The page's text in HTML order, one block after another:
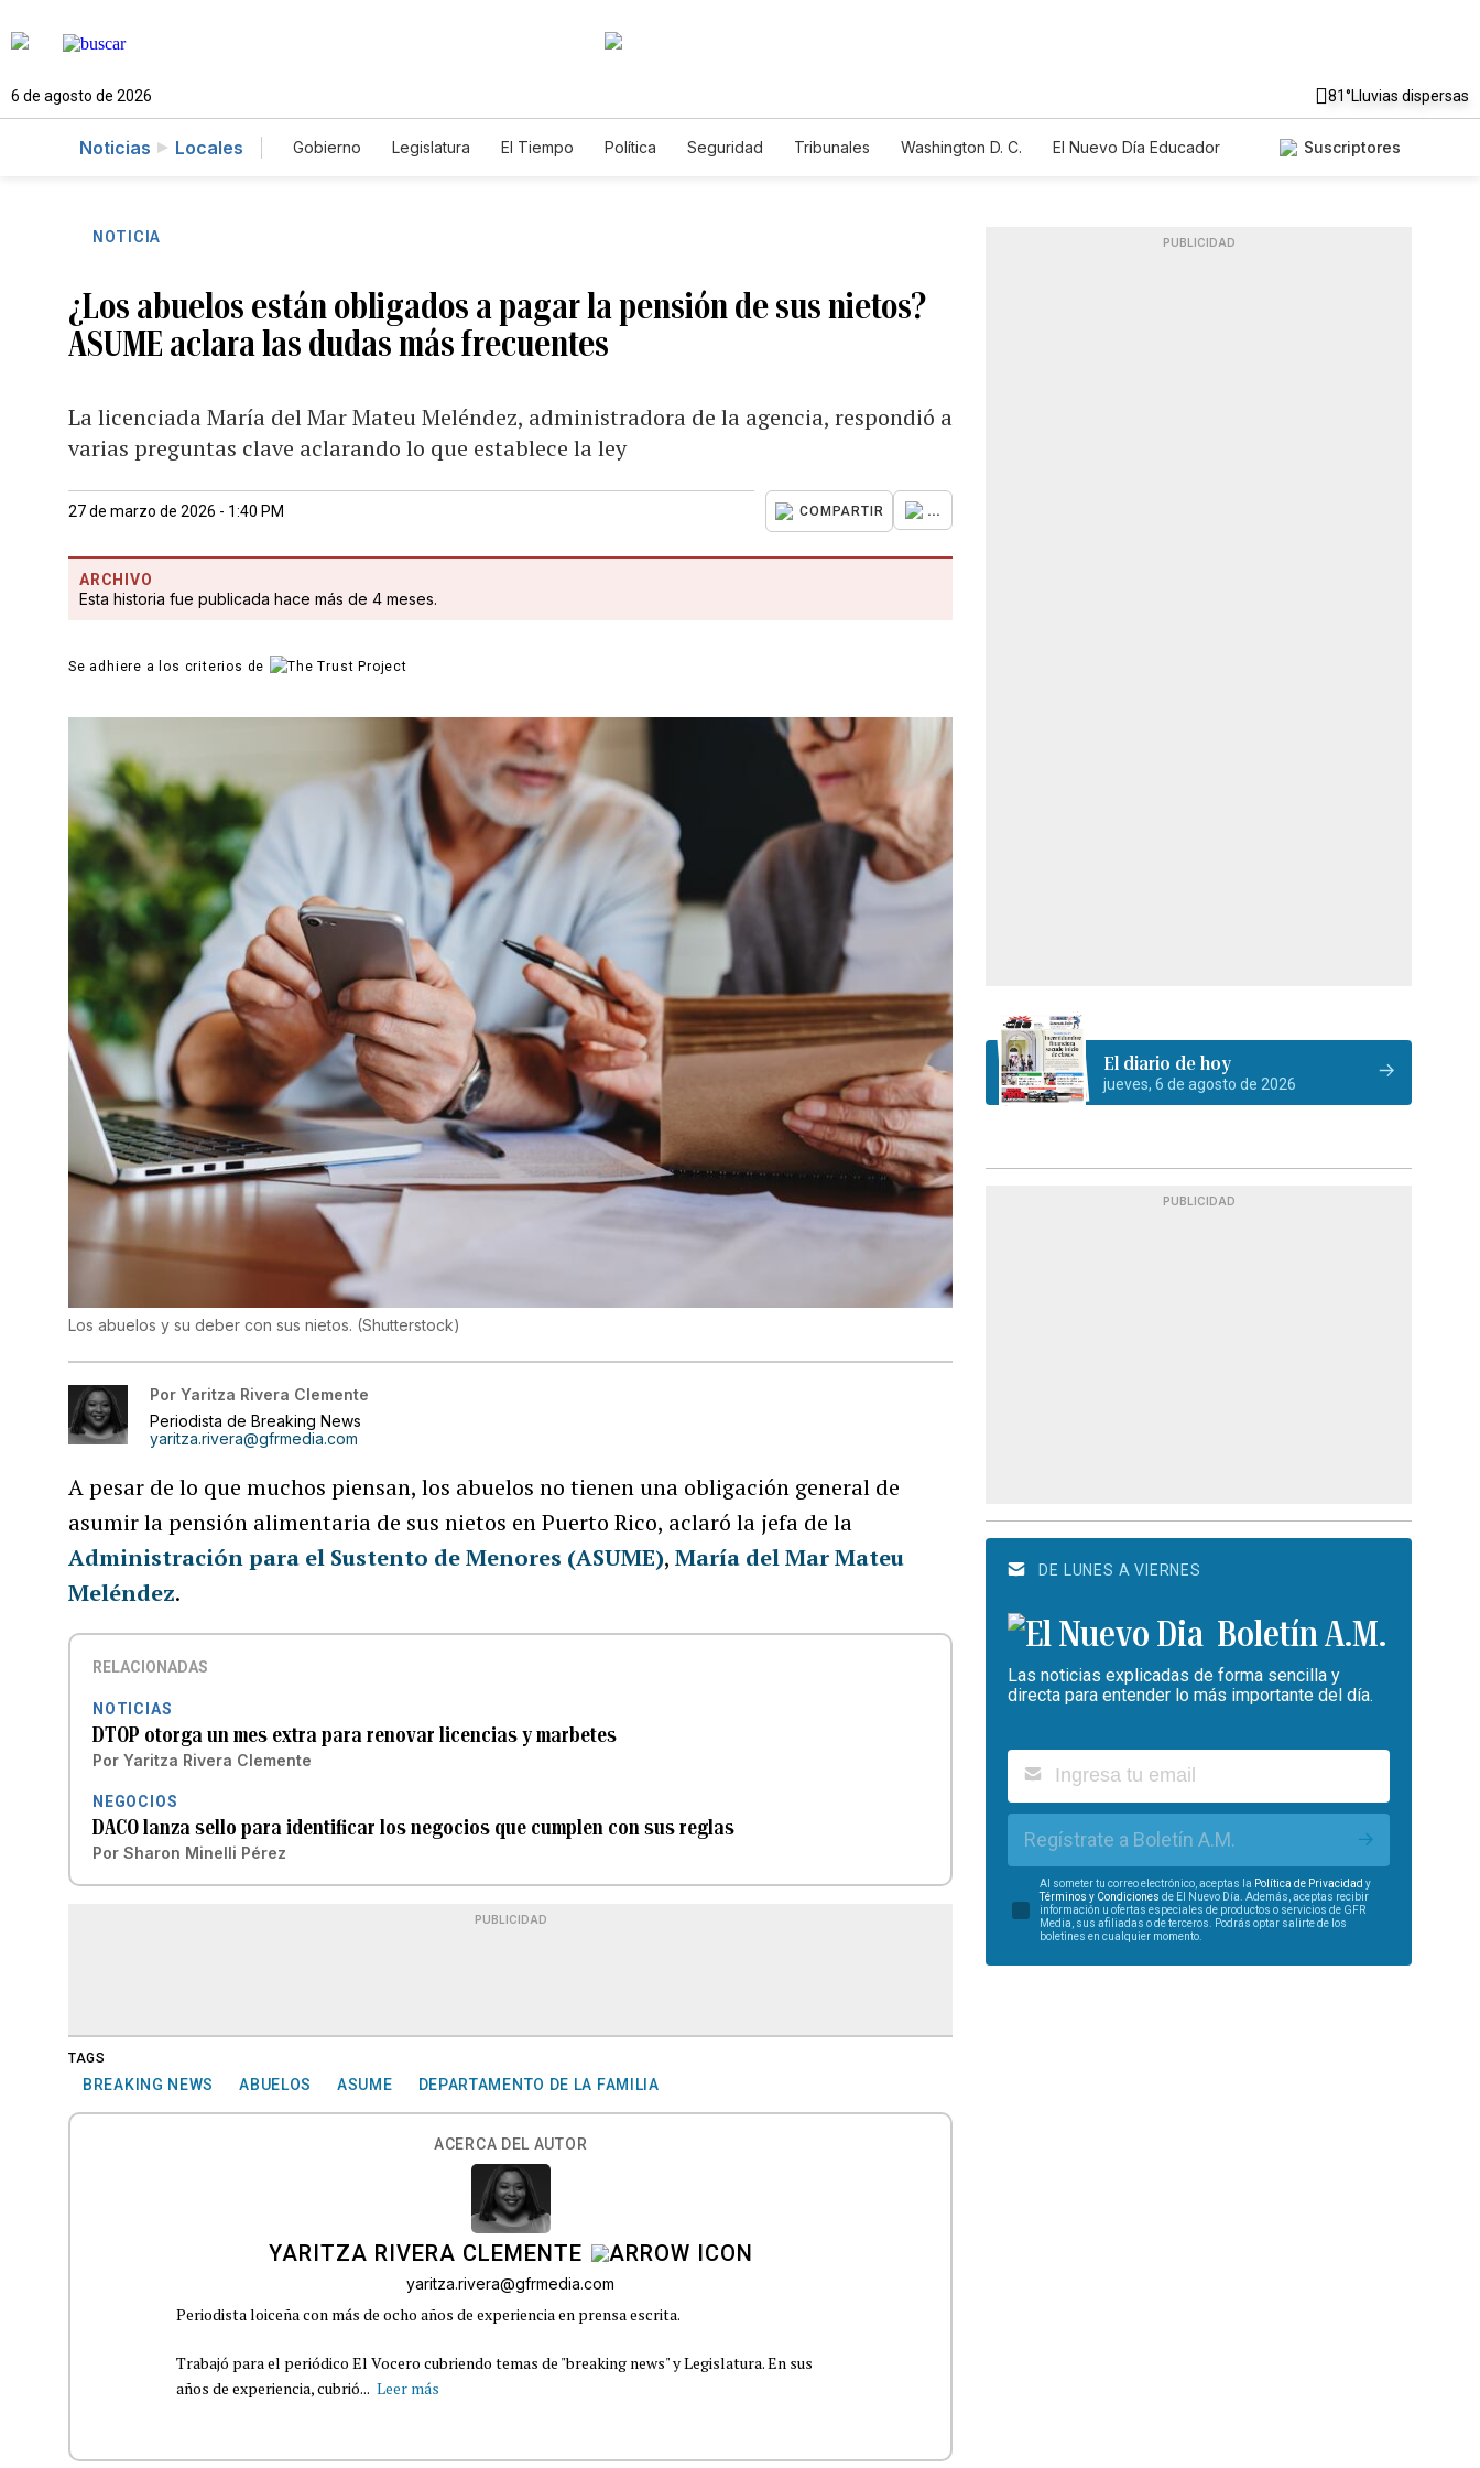
6 de agosto de 2026 81°Lluvias dispersas
Noticias Locales Gobierno Legislatura El Tiempo Política Seguridad Tribunales Washington D. C.
El Nuevo Día Educador
Suscriptores
NOTICIA
¿Los abuelos están obligados a pagar la pensión de sus nietos?
ASUME aclara las dudas más frecuentes
La licenciada María del Mar Mateu Meléndez, administradora de la agencia, respondió a
varias preguntas clave aclarando lo que establece la ley
27 de marzo de 2026 - 1:40 PM COMPARTIR ...
ARCHIVO
Esta historia fue publicada hace más de 4 meses.
Se adhiere a los criterios de
Los abuelos y su deber con sus nietos. (Shutterstock)
Por Yaritza Rivera Clemente
Periodista de Breaking News
yaritza.rivera@gfrmedia.com
A pesar de lo que muchos piensan, los abuelos no tienen una obligación general de
asumir la pensión alimentaria de sus nietos en Puerto Rico, aclaró la jefa de la
Administración para el Sustento de Menores (ASUME),María del Mar Mateu
Meléndez.
RELACIONADAS
NOTICIAS
DTOP otorga un mes extra para renovar licencias y marbetes
Por Yaritza Rivera Clemente
NEGOCIOS
DACO lanza sello para identificar los negocios que cumplen con sus reglas
Por Sharon Minelli Pérez
PUBLICIDAD
TAGS
BREAKING NEWS ABUELOS ASUME DEPARTAMENTO DE LA FAMILIA
ACERCA DEL AUTOR
YARITZA RIVERA CLEMENTE
yaritza.rivera@gfrmedia.com
Periodista loiceña con más de ocho años de experiencia en prensa escrita.
Trabajó para el periódico El Vocero cubriendo temas de "breaking news" y Legislatura. En sus
años de experiencia, cubrió... Leer más
PUBLICIDAD
El diario de hoy
jueves, 6 de agosto de 2026
PUBLICIDAD
DE LUNES A VIERNES
Boletín A.M.
Las noticias explicadas de forma sencilla y
directa para entender lo más importante del día.
Regístrate a Boletín A.M.
Al someter tu correo electrónico, aceptas la Política de Privacidad y
Términos y Condiciones de El Nuevo Día. Además, aceptas recibir
información u ofertas especiales de productos o servicios de GFR
Media, sus afiliadas o de terceros. Podrás optar salirte de los
boletines en cualquier momento.